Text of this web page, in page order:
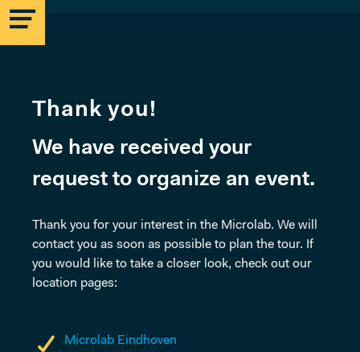
MICROLAB
EINDHOVEN
Thank you!
We have received your
request to organize an event.
Thank you for your interest in the Microlab. We will
contact you as soon as possible to plan the tour. If
you would like to take a closer look, check out our
location pages:
Microlab Eindhoven